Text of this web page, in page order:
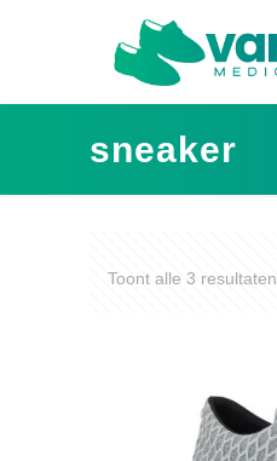
sneaker
Toont alle 3 resultaten